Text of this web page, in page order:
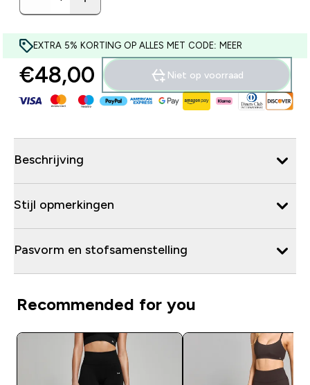
EXTRA 5% KORTING OP ALLES MET CODE: MEER
€48,00‎ Niet op voorraad
Beschrijving
Stijl opmerkingen
Pasvorm en stofsamenstelling
Recommended for you